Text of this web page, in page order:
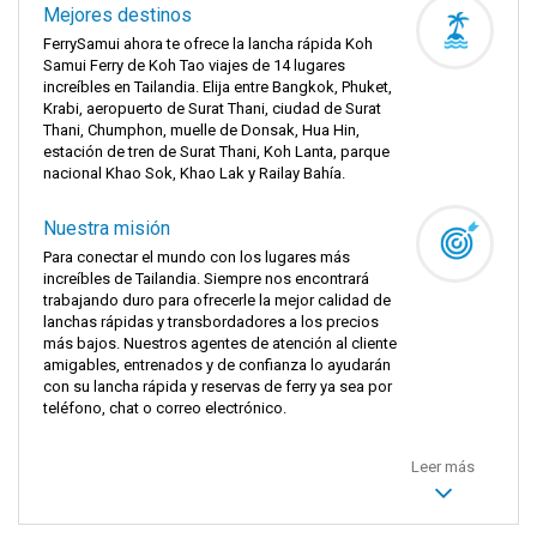
Mejores destinos
FerrySamui ahora te ofrece la lancha rápida Koh
Samui Ferry de Koh Tao viajes de 14 lugares
increíbles en Tailandia. Elija entre Bangkok, Phuket,
Krabi, aeropuerto de Surat Thani, ciudad de Surat
Thani, Chumphon, muelle de Donsak, Hua Hin,
estación de tren de Surat Thani, Koh Lanta, parque
nacional Khao Sok, Khao Lak y Railay Bahía.
Nuestra misión
Para conectar el mundo con los lugares más
increíbles de Tailandia. Siempre nos encontrará
trabajando duro para ofrecerle la mejor calidad de
lanchas rápidas y transbordadores a los precios
más bajos. Nuestros agentes de atención al cliente
amigables, entrenados y de confianza lo ayudarán
con su lancha rápida y reservas de ferry ya sea por
teléfono, chat o correo electrónico.
Leer más